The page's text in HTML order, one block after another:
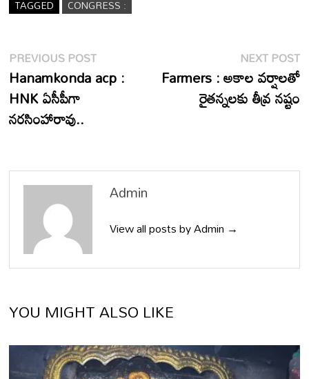
TAGGED CONGRESS :
Post
navigation
PREVIOUS POSTPrevious
post:
Hanamkonda acp :
HNK ఏసీపీగా
నరసింహారావు..
NEXT POST
Farmers : అకాల వర్షాలతో
రైతన్నలకు తీవ్ర నష్టం
Admin
View all posts by Admin →
YOU MIGHT ALSO LIKE